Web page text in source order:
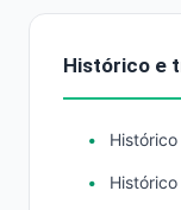
Histórico e